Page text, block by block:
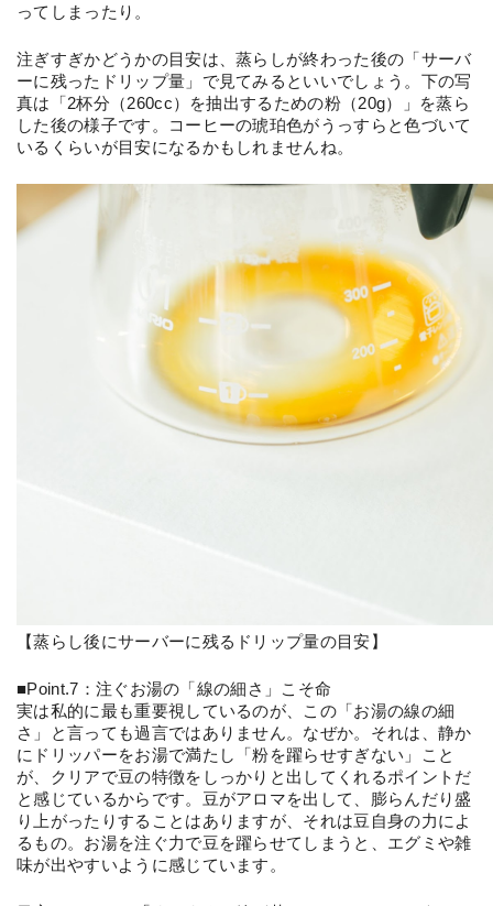
ってしまったり。
注ぎすぎかどうかの目安は、蒸らしが終わった後の「サーバ
ーに残ったドリップ量」で見てみるといいでしょう。下の写
真は「2杯分（260cc）を抽出するための粉（20g）」を蒸ら
した後の様子です。コーヒーの琥珀色がうっすらと色づいて
いるくらいが目安になるかもしれませんね。
【蒸らし後にサーバーに残るドリップ量の目安】
■Point.7：注ぐお湯の「線の細さ」こそ命
実は私的に最も重要視しているのが、この「お湯の線の細
さ」と言っても過言ではありません。なぜか。それは、静か
にドリッパーをお湯で満たし「粉を躍らせすぎない」こと
が、クリアで豆の特徴をしっかりと出してくれるポイントだ
と感じているからです。豆がアロマを出して、膨らんだり盛
り上がったりすることはありますが、それは豆自身の力によ
るもの。お湯を注ぐ力で豆を躍らせてしまうと、エグミや雑
味が出やすいように感じています。